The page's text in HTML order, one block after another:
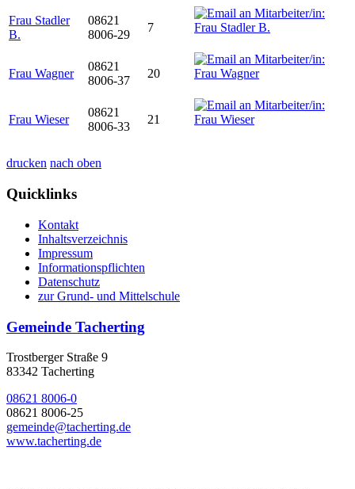
Frau Stadler
B.
08621
8006-29
7
Frau Wagner
08621
8006-37
20
Frau Wieser
08621
8006-33
21
drucken nach oben
Quicklinks
Kontakt
Inhaltsverzeichnis
Impressum
Informationspflichten
Datenschutz
zur Grund- und Mittelschule
Gemeinde Tacherting
Trostberger Straße 9
83342 Tacherting
08621 8006-0
08621 8006-25
gemeinde@tacherting.de
www.tacherting.de